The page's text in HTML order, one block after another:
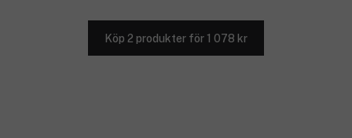
Köp 2 produkter för 1 078 kr